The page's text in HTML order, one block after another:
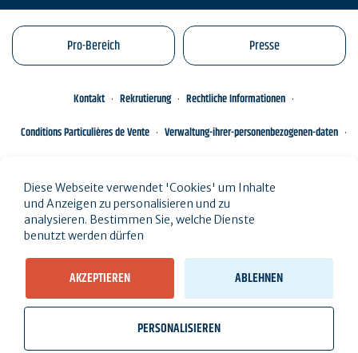
Pro-Bereich Presse
Kontakt Rekrutierung
Rechtliche Informationen
Conditions Particulières de Vente
Verwaltung-ihrer-personenbezogenen-daten
Diese Webseite verwendet 'Cookies' um Inhalte
und Anzeigen zu personalisieren und zu
analysieren. Bestimmen Sie, welche Dienste
benutzt werden dürfen
AKZEPTIEREN ABLEHNEN
PERSONALISIEREN